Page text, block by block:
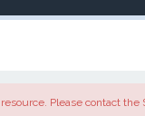
Please contact the